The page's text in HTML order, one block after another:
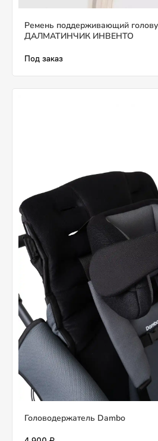
Ремень поддерживающий
ДАЛМАТИНЧИК ИНВЕНТО
Под заказ
Головодержатель Dambo